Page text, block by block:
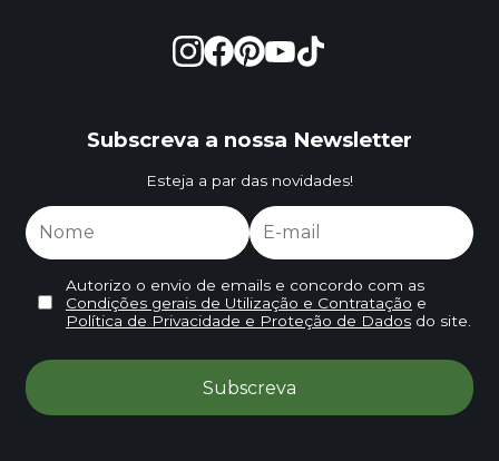
Subscreva a nossa Newsletter
Esteja a par das novidades!
Autorizo o envio de emails e concordo com as
Condições gerais de Utilização e Contratação e
Política de Privacidade e Proteção de Dadosdo site.